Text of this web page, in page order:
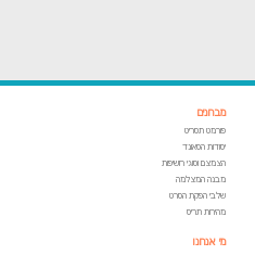
מבחנים
פורמט תסריט
יסודות הסאונד
הצמצם וסוגי חשיפות
מבנה המצלמה
שלבי הפקת הסרט
מהירות תריס
מי אנחנו